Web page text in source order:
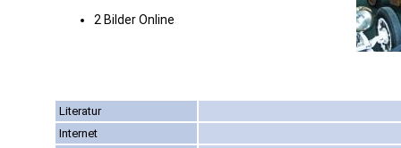
2 Bilder Online
Literatur
Internet